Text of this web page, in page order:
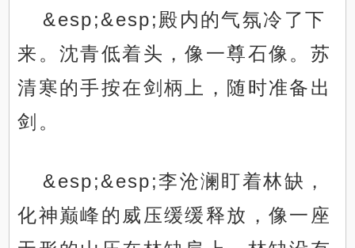
&esp;&esp;殿内的气氛冷了下
来。沈青低着头，像一尊石像。苏
清寒的手按在剑柄上，随时准备出
剑。
&esp;&esp;李沧澜盯着林缺，
化神巅峰的威压缓缓释放，像一座